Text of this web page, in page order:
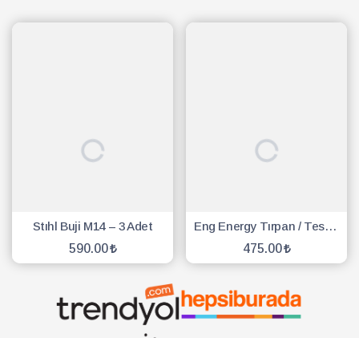
Stıhl Buji M14 – 3 Adet
590.00
Eng Energy Tırpan / Testere Buji - 10 Adet
475.00